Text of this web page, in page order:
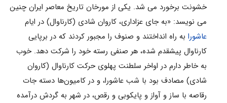
خشونت برخورد می شد. یکی از مورخان تاریخ معاصر ایران چنین
می نویسد: «به جای عزاداری، کاروان شادی (کارناوال) در ایام
عاشورابه راه انداختند و صنوف را مجبور کردند که در برپایی
کارناوال پیشقدم شده، هر صنفی رسته خود را شرکت دهد. خوب
به خاطر دارم در اواخر سلطنت پهلوی حرکت کارناوال (کاروان
شادی) مصادف بود با شب عاشورا، و در کامیون‌ها دسته جات
رقاصه با ساز و آواز و پایکوبی و رقص، در شهر به گردش درآمده